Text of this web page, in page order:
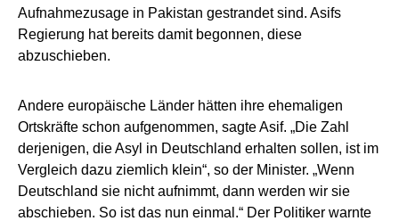
Aufnahmezusage in Pakistan gestrandet sind. Asifs
Regierung hat bereits damit begonnen, diese
abzuschieben.
Andere europäische Länder hätten ihre ehemaligen
Ortskräfte schon aufgenommen, sagte Asif. „Die Zahl
derjenigen, die Asyl in Deutschland erhalten sollen, ist im
Vergleich dazu ziemlich klein“, so der Minister. „Wenn
Deutschland sie nicht aufnimmt, dann werden wir sie
abschieben. So ist das nun einmal.“ Der Politiker warnte